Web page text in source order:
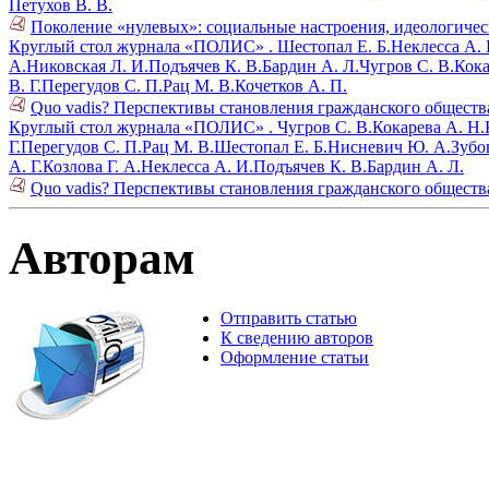
Петухов В. В.
Поколение «нулевых»: социальные настроения,
Круглый стол журнала «ПОЛИС» . Шестопал Е. Б.Неклесса А.
А.Никовская Л. И.Подъячев К. В.Бардин А. Л.Чугров С. В.
В. Г.Перегудов С. П.Рац М. В.Кочетков А. П.
Quo vadis? Перспективы становления гражданского
Круглый стол журнала «ПОЛИС» . Чугров С. В.Кокарева А. Н.
Г.Перегудов С. П.Рац М. В.Шестопал Е. Б.Нисневич Ю. А.
А. Г.Козлова Г. А.Неклесса А. И.Подъячев К. В.Бардин А. Л.
Quo vadis? Перспективы становления гражданского
Авторам
Отправить статью
К сведению авторов
Оформление статьи